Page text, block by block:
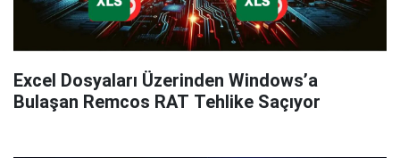
Excel Dosyaları Üzerinden Windows’a
Bulaşan Remcos RAT Tehlike Saçıyor